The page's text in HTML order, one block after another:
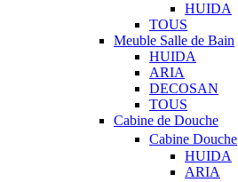
HUIDA
TOUS
Meuble Salle de Bain
HUIDA
ARIA
DECOSAN
TOUS
Cabine de Douche
Cabine Douche
HUIDA
ARIA